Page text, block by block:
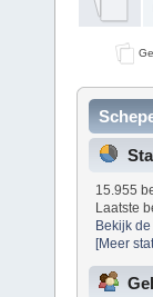
15.955
Laatste
Bekijk
[Meer